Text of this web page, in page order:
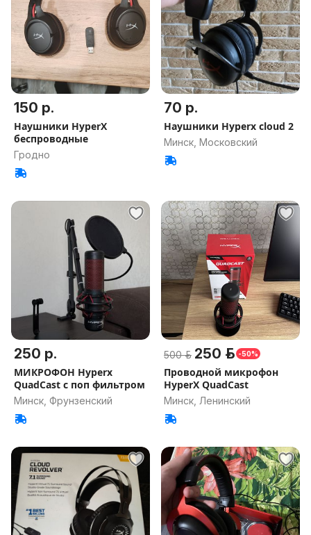
150 р.
Наушники HyperX
беспроводные
Гродно
70 р.
Наушники Hyperx cloud 2
Минск, Московский
250 р.
МИКРОФОН Hyperx
QuadCast с поп фильтром
Минск, Фрунзенский
500 р. 250 р. -50%
Проводной микрофон
HyperX QuadCast
Минск, Ленинский